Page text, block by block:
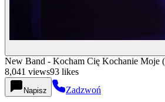
New Band - Kocham Cię Kochanie Moje
8,041 views93 likes
Napisz Zadzwoń